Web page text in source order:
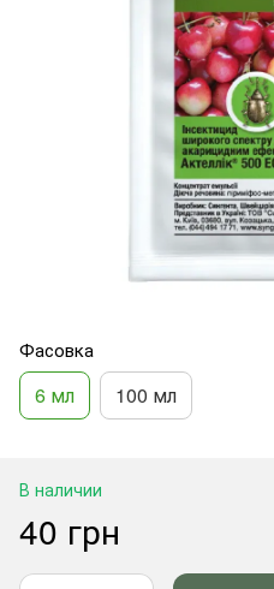
Фасовка
6 мл 100 мл
В наличии
40 грн